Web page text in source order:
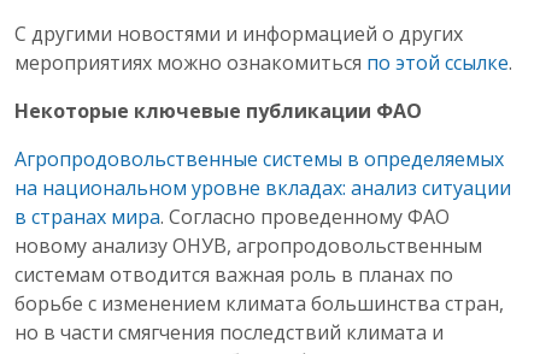
С другими новостями и информацией о других
мероприятиях можно ознакомиться по этой ссылке.
Некоторые ключевые публикации ФАО
Агропродовольственные системы в определяемых
на национальном уровне вкладах: анализ ситуации
в странах мира. Согласно проведенному ФАО
новому анализу ОНУВ, агропродовольственным
системам отводится важная роль в планах по
борьбе с изменением климата большинства стран,
но в части смягчения последствий климата и